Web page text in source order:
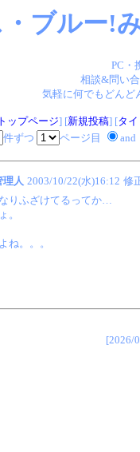
ブルー!
PC・
相談&問い
気軽に何でもどん
ップページ] [新規投稿] [タ
件ずつ
ページ目 and
理人 2003/10/22(水)16:12 修
りふざけてるってか…
。
ね。。。
[2026/